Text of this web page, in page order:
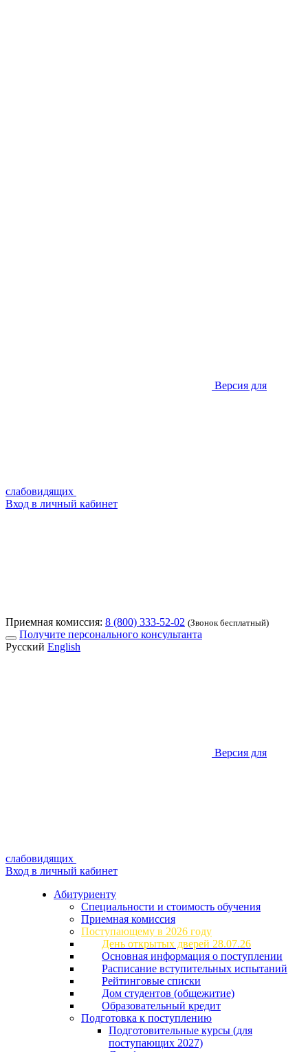
Версия для
слабовидящих
Вход в личный кабинет
Приемная комиссия: 8 (800) 333-52-02 (Звонок бесплатный)
Получите персонального консультанта
Русский English
Версия для
слабовидящих
Вход в личный кабинет
Абитуриенту
Специальности и стоимость обучения
Приемная комиссия
Поступающему в 2026 году
День открытых дверей 28.07.26
Основная информация о поступлении
Расписание вступительных испытаний
Рейтинговые списки
Дом студентов (общежитие)
Образовательный кредит
Подготовка к поступлению
Подготовительные курсы (для
поступающих 2027)